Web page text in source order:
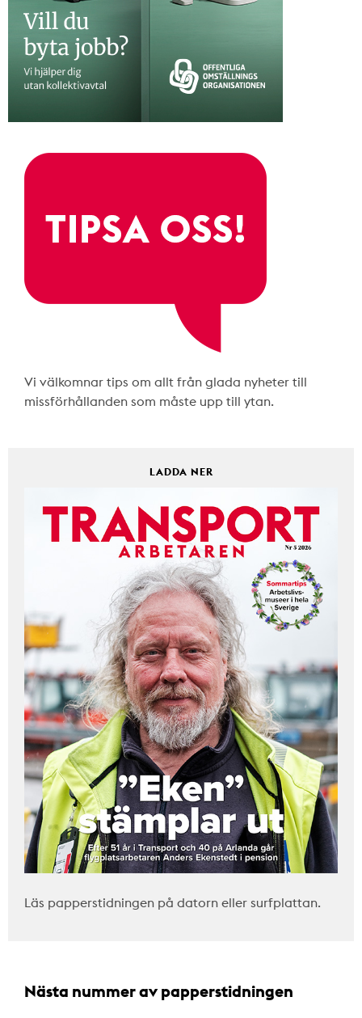
Vi välkomnar tips om allt från glada nyheter till
missförhållanden som måste upp till ytan.
LADDA NER
Läs papperstidningen på datorn eller surfplattan.
Nästa nummer av papperstidningen